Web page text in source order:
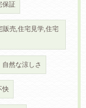
保証
販売,住宅見学,住宅
自然な涼しさ
快